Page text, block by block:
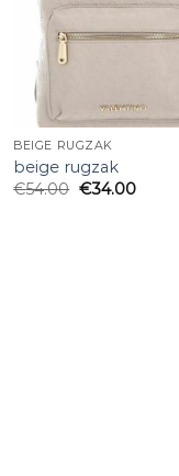
BEIGE RUGZAK
beige rugzak
€54.00 €34.00